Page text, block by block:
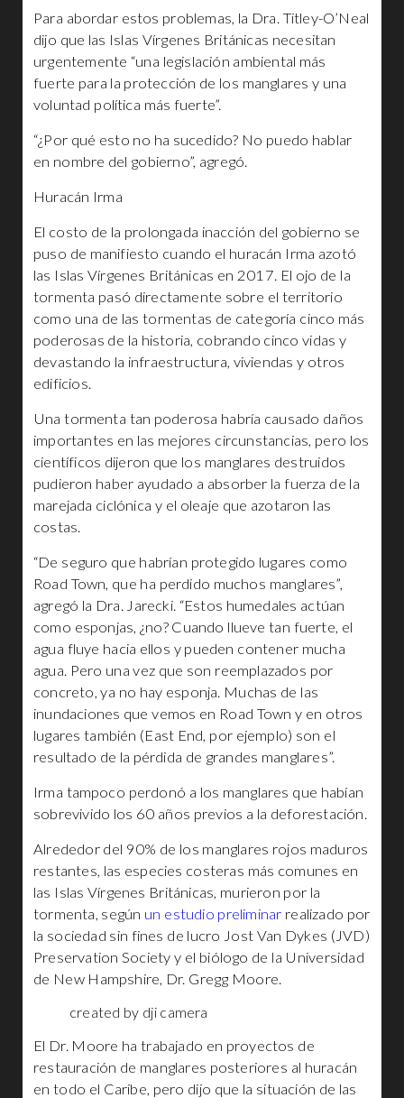
Para abordar estos problemas, la Dra. Titley-O’Neal
dijo que las Islas Vírgenes Británicas necesitan
urgentemente “una legislación ambiental más
fuerte para la protección de los manglares y una
voluntad política más fuerte”.
“¿Por qué esto no ha sucedido? No puedo hablar
en nombre del gobierno”, agregó.
Huracán Irma
El costo de la prolongada inacción del gobierno se
puso de manifiesto cuando el huracán Irma azotó
las Islas Vírgenes Británicas en 2017. El ojo de la
tormenta pasó directamente sobre el territorio
como una de las tormentas de categoría cinco más
poderosas de la historia, cobrando cinco vidas y
devastando la infraestructura, viviendas y otros
edificios.
Una tormenta tan poderosa habría causado daños
importantes en las mejores circunstancias, pero los
científicos dijeron que los manglares destruidos
pudieron haber ayudado a absorber la fuerza de la
marejada ciclónica y el oleaje que azotaron las
costas.
“De seguro que habrían protegido lugares como
Road Town, que ha perdido muchos manglares”,
agregó la Dra. Jarecki. “Estos humedales actúan
como esponjas, ¿no? Cuando llueve tan fuerte, el
agua fluye hacia ellos y pueden contener mucha
agua. Pero una vez que son reemplazados por
concreto, ya no hay esponja. Muchas de las
inundaciones que vemos en Road Town y en otros
lugares también (East End, por ejemplo) son el
resultado de la pérdida de grandes manglares”.
Irma tampoco perdonó a los manglares que habían
sobrevivido los 60 años previos a la deforestación.
Alrededor del 90% de los manglares rojos maduros
restantes, las especies costeras más comunes en
las Islas Vírgenes Británicas, murieron por la
tormenta, según un estudio preliminar realizado por
la sociedad sin fines de lucro Jost Van Dykes (JVD)
Preservation Society y el biólogo de la Universidad
de New Hampshire, Dr. Gregg Moore.
created by dji camera
El Dr. Moore ha trabajado en proyectos de
restauración de manglares posteriores al huracán
en todo el Caribe, pero dijo que la situación de las